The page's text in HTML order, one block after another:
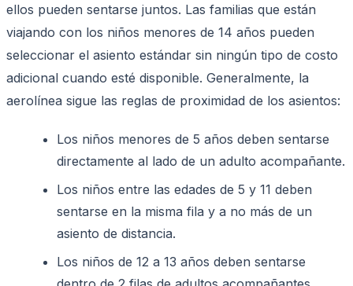
ellos pueden sentarse juntos. Las familias que están
viajando con los niños menores de 14 años pueden
seleccionar el asiento estándar sin ningún tipo de costo
adicional cuando esté disponible. Generalmente, la
aerolínea sigue las reglas de proximidad de los asientos:
Los niños menores de 5 años deben sentarse
directamente al lado de un adulto acompañante.
Los niños entre las edades de 5 y 11 deben
sentarse en la misma fila y a no más de un
asiento de distancia.
Los niños de 12 a 13 años deben sentarse